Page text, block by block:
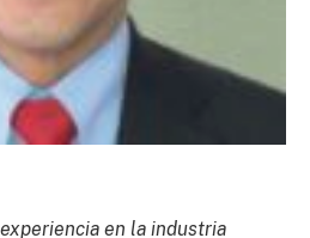
en la industria